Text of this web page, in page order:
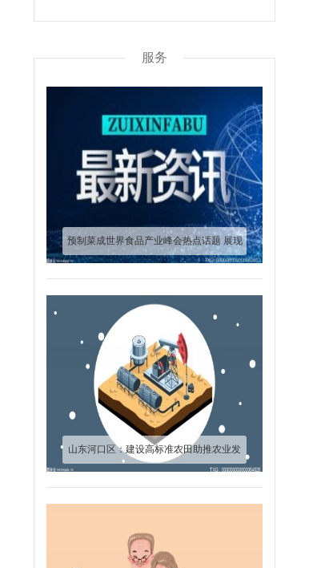
服务
预制菜成世界食品产业峰会热点话题 展现
山东河口区：建设高标准农田助推农业发